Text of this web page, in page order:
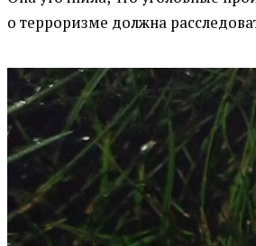
о терроризме должна